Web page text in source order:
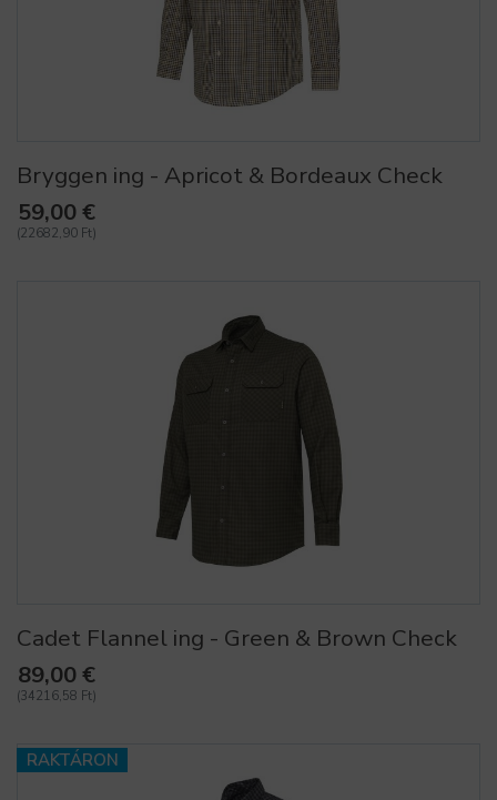
Bryggen ing - Apricot & Bordeaux Check
59,00 €
(22682,90 Ft)
Cadet Flannel ing - Green & Brown Check
89,00 €
(34216,58 Ft)
RAKTÁRON